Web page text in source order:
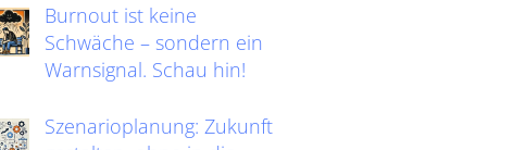
Burnout ist keine
Schwäche – sondern ein
Warnsignal. Schau hin!
Szenarioplanung: Zukunft